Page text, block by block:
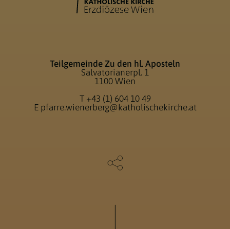
Teilgemeinde Zu den hl. Aposteln
Salvatorianerpl. 1
1100 Wien
T +43 (1) 604 10 49
E pfarre.wienerberg@katholischekirche.at